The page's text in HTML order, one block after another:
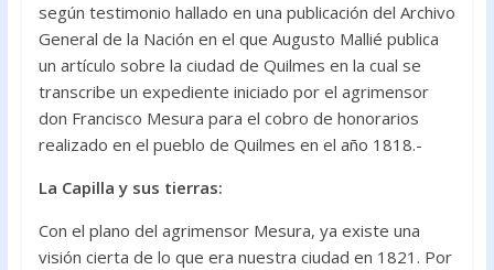
según testimonio hallado en una publicación del Archivo
General de la Nación en el que Augusto Mallié publica
un artículo sobre la ciudad de Quilmes en la cual se
transcribe un expediente iniciado por el agrimensor
don Francisco Mesura para el cobro de honorarios
realizado en el pueblo de Quilmes en el año 1818.-
La Capilla y sus tierras:
Con el plano del agrimensor Mesura, ya existe una
visión cierta de lo que era nuestra ciudad en 1821. Por